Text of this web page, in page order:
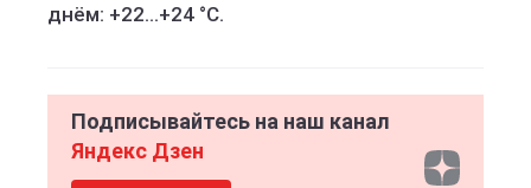
днём: +22…+24 °C.
Подписывайтесь на наш канал
Яндекс Дзен